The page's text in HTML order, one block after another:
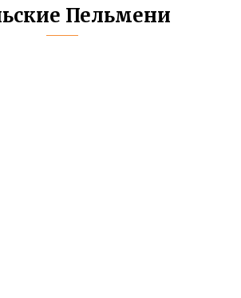
Пельмени